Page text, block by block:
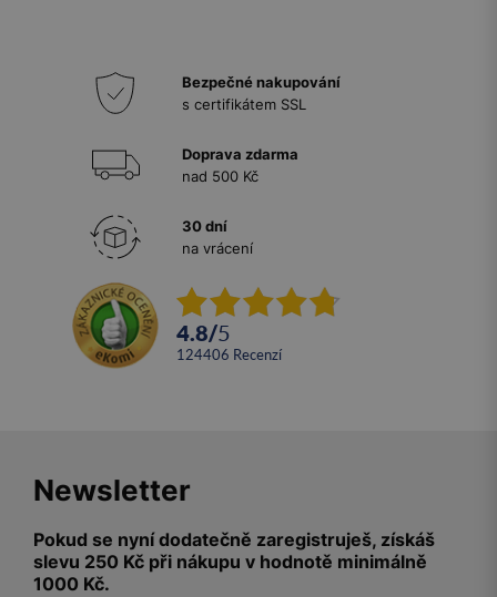
Bezpečné nakupování
s certifikátem SSL
Doprava zdarma
nad 500 Kč
30 dní
na vrácení
4.8/5
124406 recenzí
Newsletter
Pokud se nyní dodatečně zaregistruješ, získáš
slevu 250 Kč při nákupu v hodnotě minimálně
1000 Kč.